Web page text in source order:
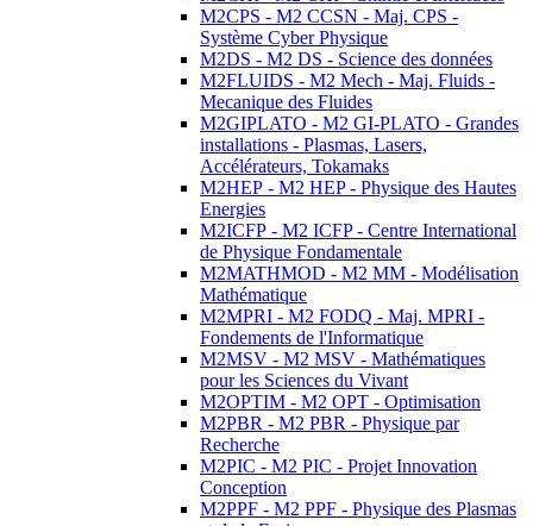
M2CPS - M2 CCSN - Maj. CPS -
Système Cyber Physique
M2DS - M2 DS - Science des données
M2FLUIDS - M2 Mech - Maj. Fluids -
Mecanique des Fluides
M2GIPLATO - M2 GI-PLATO - Grandes
installations - Plasmas, Lasers,
Accélérateurs, Tokamaks
M2HEP - M2 HEP - Physique des Hautes
Energies
M2ICFP - M2 ICFP - Centre International
de Physique Fondamentale
M2MATHMOD - M2 MM - Modélisation
Mathématique
M2MPRI - M2 FODQ - Maj. MPRI -
Fondements de l'Informatique
M2MSV - M2 MSV - Mathématiques
pour les Sciences du Vivant
M2OPTIM - M2 OPT - Optimisation
M2PBR - M2 PBR - Physique par
Recherche
M2PIC - M2 PIC - Projet Innovation
Conception
M2PPF - M2 PPF - Physique des Plasmas